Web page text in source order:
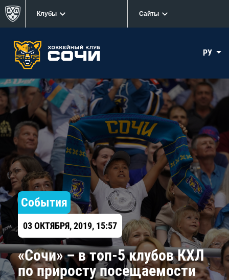
Клубы Сайты
РУ
События
03 ОКТЯБРЯ, 2019, 15:57
«Сочи» – в топ-5 клубов КХЛ
по приросту посещаемости